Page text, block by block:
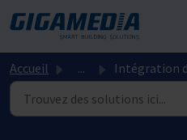
Accueil ... Intégration du lecteur RFID + Clavier